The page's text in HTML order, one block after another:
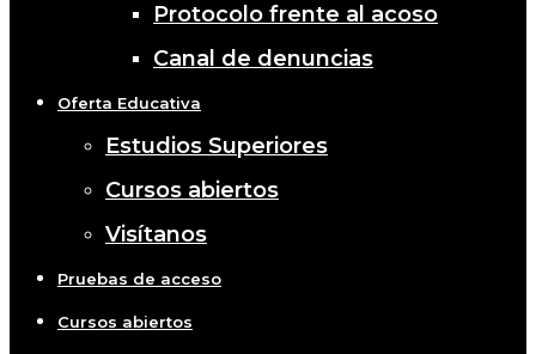
Protocolo frente al acoso
Canal de denuncias
Oferta Educativa
Estudios Superiores
Cursos abiertos
Visítanos
Pruebas de acceso
Cursos abiertos